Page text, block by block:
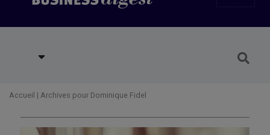
Accueil | Archives pour Dominique Fidel